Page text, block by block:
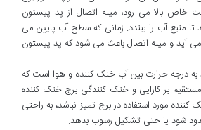
خاص بالا می رود، میله اتصال از پد پیستون
تا منبع آب را ببندد. زمانی که سطح آب پایین می
می آید و میله اتصال باعث می شود که پد پیستون
درجه حرارت بین آب خنک کننده و هوا است که
بر کارایی و خنک کنندگی برج خنک کننده
کننده مورد استفاده در برج تمیز نباشد، به راحتی
شود یا حتی تشکیل رسوب بدهد.